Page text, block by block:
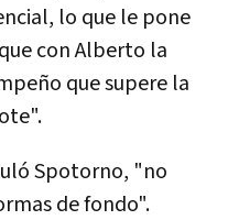
lo que le pone
con Alberto la
que supere la
Spotorno, "no
de fondo".